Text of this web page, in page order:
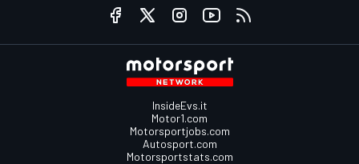
InsideEvs.it
Motor1.com
Motorsportjobs.com
Autosport.com
Motorsportstats.com